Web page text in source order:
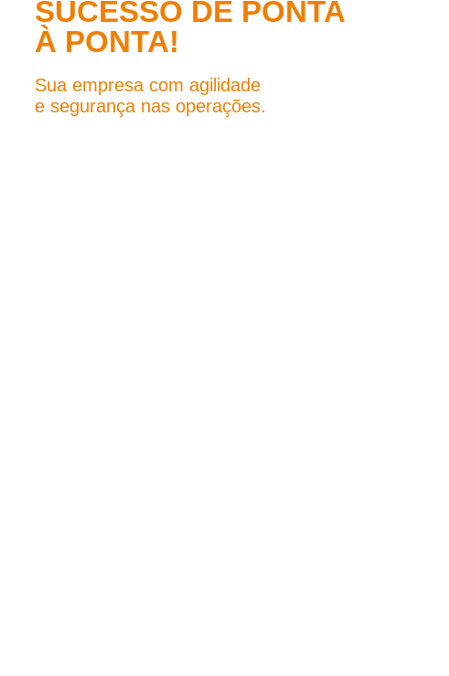
SUCESSO DE PONTA
À PONTA!
Sua empresa com agilidade
e segurança nas operações.